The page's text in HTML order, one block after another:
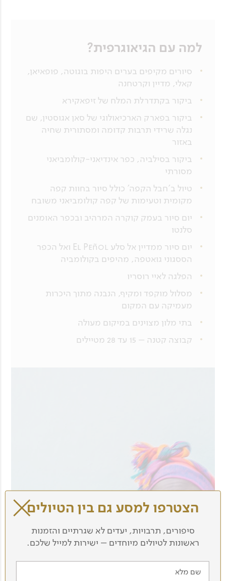
למה עם הגיאוגרפית?
סיורים מקיפים בערים היפות בוגוטה, פופאיאן,
קאלי, מדיין וקרטחנה
ביקור בקתדרלת המלח של זיפאקירא
ביקור בפארק הארכיאולוגי של סאן אגוסטין, שם
נגלה שרידי תרבות קדומה ומסתורית שחיה
באזור
ביקור בסילביה, כפר אינדיאני-קולומביאני
מסורתי
טיול ב'חבל הקפה' כולל סיור בחוות קפה
מקומית וטעימות של קפה קולומביאני משובח
יום סיור בעמק קוקרה המרהיב ובכפר האומנים
סלנטו
יום סיור ממדיין אל סלע El Peñol ואל הכפר
הססגוני גואטפה, מהיפים בקולומביה
הפלגה לאיי רוסריו
מסלול מוקפד ומקיף, הנבנה מתוך היכרות
מעמיקה עם המקום
בתי מלון מצוינים במיקום מעולה
קבוצה קטנה – 15 עד 28 מטיילים
הצטרפו למסע גם בין הטיולים
סיפורים, תרבויות, יעדים לא שגרתיים והזמנות
ראשונות לטיולים מיוחדים – ישירות למייל שלכם.
שם מלא